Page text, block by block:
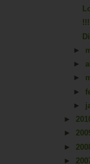
►
►
►
►
►
►
►
►
►